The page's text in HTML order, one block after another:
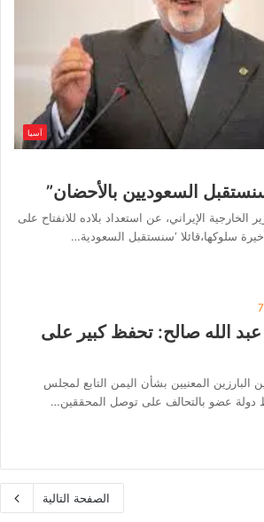
آسيا
السعوديين بالأحضان”
الإيراني، عن استعداد بلاده للانفتاح على
سلوكها،قائلا ‘سنستقبل السعودية…
الله صالح: تحفظ كبير على
البارزين المعنيين بشأن اليمن التابع لمجلس
دولة عضو بالتحالف على توصل المحققين…
الصفحة التالية